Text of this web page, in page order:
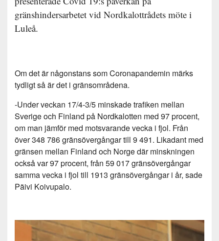
gränshindersarbetet vid Nordkalottrådets möte i
Luleå.
Om det är någonstans som Coronapandemin märks
tydligt så är det i gränsområdena.
-Under veckan 17/4-3/5 minskade trafiken mellan
Sverige och Finland på Nordkalotten med 97 procent,
om man jämför med motsvarande vecka i fjol. Från
över 348 786 gränsövergångar till 9 491. Likadant med
gränsen mellan Finland och Norge där minskningen
också var 97 procent, från 59 017 gränsövergångar
samma vecka i fjol till 1913 gränsövergångar i år, sade
Päivi Koivupalo.